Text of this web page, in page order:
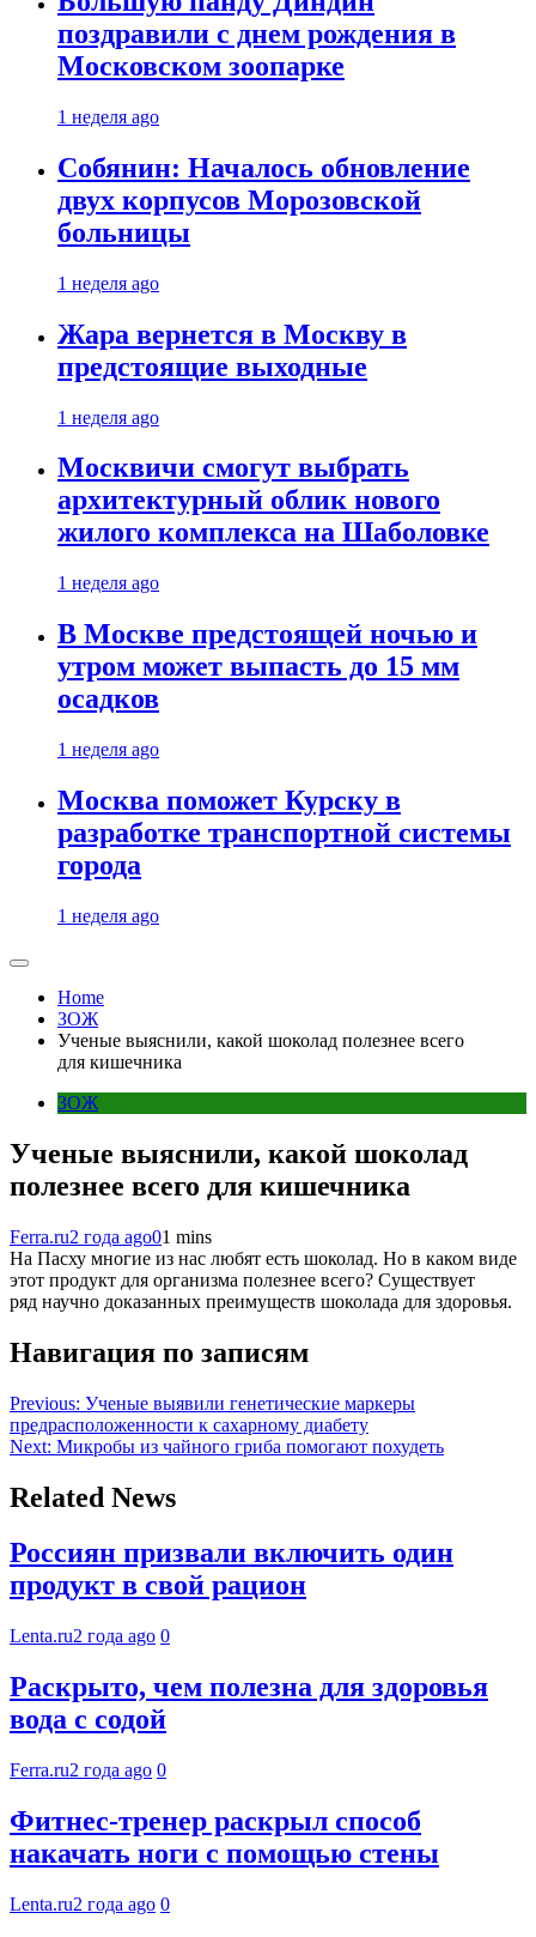
поздравили с днем рождения в
Московском зоопарке
1 неделя ago
Собянин: Началось обновление
двух корпусов Морозовской
больницы
1 неделя ago
Жара вернется в Москву в
предстоящие выходные
1 неделя ago
Москвичи смогут выбрать
архитектурный облик нового
жилого комплекса на Шаболовке
1 неделя ago
В Москве предстоящей ночью и
утром может выпасть до 15 мм
осадков
1 неделя ago
Москва поможет Курску в
разработке транспортной системы
города
1 неделя ago
Home
ЗОЖ
Ученые выяснили, какой шоколад полезнее всего
для кишечника
ЗОЖ
Ученые выяснили, какой шоколад
полезнее всего для кишечника
Ferra.ru2 года ago01 mins
На Пасху многие из нас любят есть шоколад. Но в каком виде
этот продукт для организма полезнее всего? Существует
ряд научно доказанных преимуществ шоколада для здоровья.
Навигация по записям
Previous: Ученые выявили генетические маркеры
предрасположенности к сахарному диабету
Next: Микробы из чайного гриба помогают похудеть
Related News
Россиян призвали включить один
продукт в свой рацион
Lenta.ru2 года ago 0
Раскрыто, чем полезна для здоровья
вода с содой
Ferra.ru2 года ago 0
Фитнес-тренер раскрыл способ
накачать ноги с помощью стены
Lenta.ru2 года ago 0